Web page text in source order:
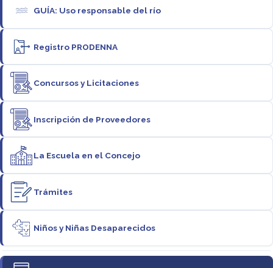
GUÍA: Uso responsable del río
Registro PRODENNA
Concursos y Licitaciones
Inscripción de Proveedores
La Escuela en el Concejo
Trámites
Niños y Niñas Desaparecidos